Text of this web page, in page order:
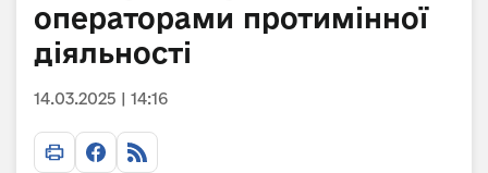
операторами протимінної
діяльності
14.03.2025 | 14:16